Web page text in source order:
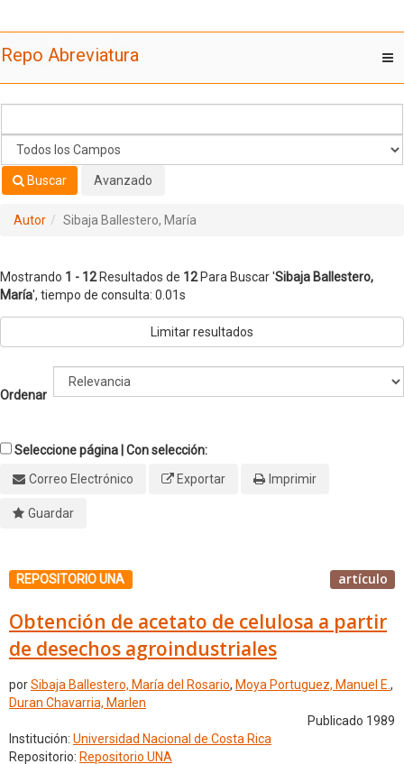
María'
Repo Abreviatura
Buscar Avanzado
Autor Sibaja Ballestero, María
Mostrando 1 - 12Resultados de 12Para Buscar 'Sibaja Ballestero,
María', tiempo de consulta: 0.01s
Limitar resultados
Ordenar
Seleccione página | Con selección:
Correo Electrónico
Exportar Imprimir
Guardar
REPOSITORIO UNA artículo
Obtención de acetato de celulosa a partir
de desechos agroindustriales
porSibaja Ballestero, María del Rosario, Moya Portuguez, Manuel E.,
Duran Chavarria, Marlen
Publicado 1989
Institución: Universidad Nacional de Costa Rica
Repositorio: Repositorio UNA